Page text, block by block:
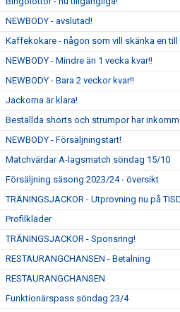
NEWBODY - avslutad!
Kaffekokare - någon som vill skänka en till
NEWBODY - Mindre än 1 vecka kvar!!
NEWBODY - Bara 2 veckor kvar!!
Jackorna är klara!
Beställda shorts och strumpor har
NEWBODY - Försäljningstart!
Matchvärdar A-lagsmatch söndag 15/10
Försäljning säsong 2023/24 - översikt
TRÄNINGSJACKOR - Utprovning nu på
Profilkläder
TRÄNINGSJACKOR - Sponsring!
RESTAURANGCHANSEN - Betalning
RESTAURANGCHANSEN
Funktionärspass söndag 23/4